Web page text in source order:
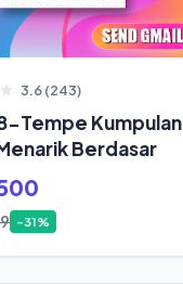
3.6 (243)
Tempe Kumpulan
Berdasar
-31%